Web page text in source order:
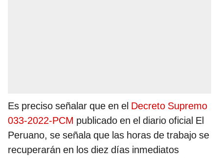
Es preciso señalar que en el Decreto Supremo
033-2022-PCM publicado en el diario oficial El
Peruano, se señala que las horas de trabajo se
recuperarán en los diez días inmediatos